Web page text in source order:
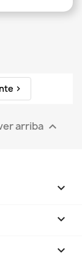

arriba 


